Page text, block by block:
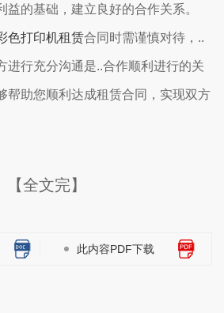
益的基础，建立良好的合作关系。
色打印机租赁合同时需谨慎对待，..
进行充分沟通是..合作顺利进行的关
帮助您顺利达成租赁合同，实现双方
【全文完】
此内容PDF下载